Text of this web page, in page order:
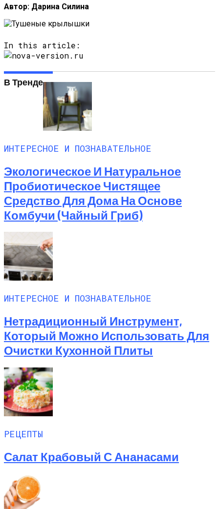
Автор: Дарина Силина
In this article:
В Тренде
ИНТЕРЕСНОЕ И ПОЗНАВАТЕЛЬНОЕ
Экологическое И Натуральное
Пробиотическое Чистящее
Средство Для Дома На Основе
Комбучи (чайный Гриб)
ИНТЕРЕСНОЕ И ПОЗНАВАТЕЛЬНОЕ
Нетрадиционный Инструмент,
Который Можно Использовать Для
Очистки Кухонной Плиты
РЕЦЕПТЫ
Салат Крабовый С Ананасами